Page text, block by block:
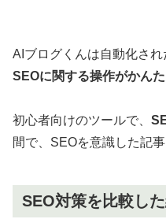
AIブログくんは自動化され
SEOに関する操作がかん
初心者向けのツールで、
間で、SEOを意識した記
SEO対策を比較し